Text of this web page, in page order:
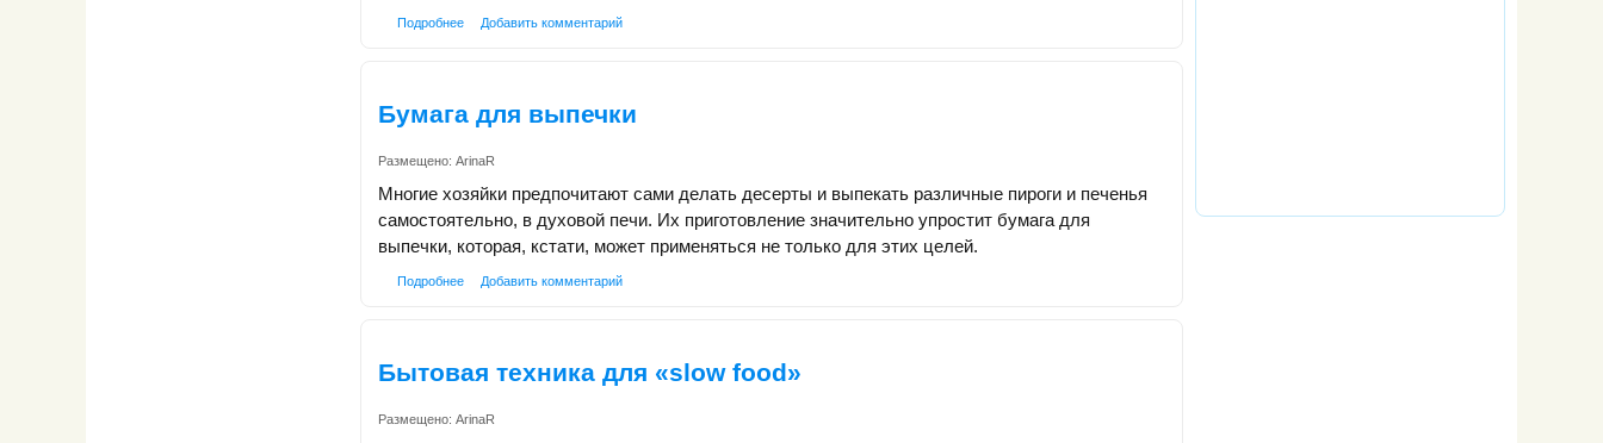
Подробнее Добавить комментарий
Бумага для выпечки
Размещено: ArinaR
Многие хозяйки предпочитают сами делать десерты и выпекать различные пироги и печенья
самостоятельно, в духовой печи. Их приготовление значительно упростит бумага для
выпечки, которая, кстати, может применяться не только для этих целей.
Подробнее Добавить комментарий
Бытовая техника для «slow food»
Размещено: ArinaR